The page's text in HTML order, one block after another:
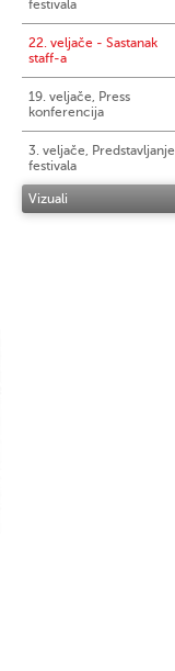
festivala
22. veljače - Sastanak
staff-a
19. veljače, Press
konferencija
3. veljače, Predstavljanje
festivala
Vizuali